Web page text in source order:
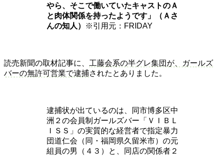
やら、そこで働いていたキャストのＡ
と肉体関係を持ったようです」（Ａさ
んの知人）
※引用元：FRIDAY
読売新聞の取材記事に、 工藤会系の半グレ集団が、ガールズ
バーの無許可営業で逮捕されたとありました。
逮捕状が出ているのは、同市博多区中
洲２の会員制ガールズバー「ＶＩＢＬ
ＩＳＳ」の実質的な経営者で指定暴力
団道仁会（同・福岡県久留米市）の元
組員の男（４３）と、同店の関係者２